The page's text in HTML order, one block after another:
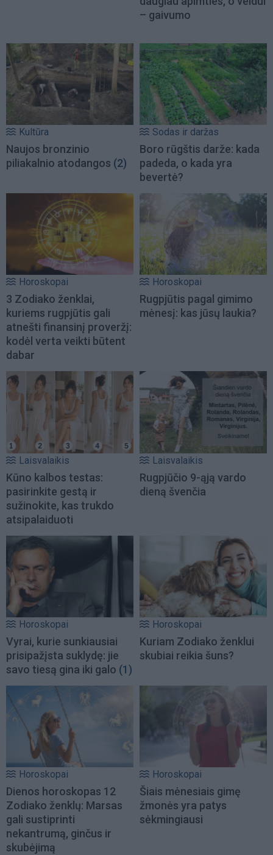
– gaivumo
Kultūra
Naujos bronzinio
piliakalnio atodangos (2)
Sodas ir daržas
Boro rūgštis darže: kada
padeda, o kada yra
bevertė?
Horoskopai
3 Zodiako ženklai,
kuriems rugpjūtis gali
atnešti finansinį proveržį:
kodėl verta veikti būtent
dabar
Horoskopai
Rugpjūtis pagal gimimo
mėnesį: kas jūsų laukia?
Laisvalaikis
Kūno kalbos testas:
pasirinkite gestą ir
sužinokite, kas trukdo
atsipalaiduoti
Laisvalaikis
Rugpjūčio 9-ąją vardo
dieną švenčia
Horoskopai
Vyrai, kurie sunkiausiai
prisipažįsta suklydę: jie
savo tiesą gina iki galo (1)
Horoskopai
Kuriam Zodiako ženklui
skubiai reikia šuns?
Horoskopai
Dienos horoskopas 12
Zodiako ženklų: Marsas
gali sustiprinti
nekantrumą, ginčus ir
skubėjimą
Horoskopai
Šiais mėnesiais gimę
žmonės yra patys
sėkmingiausi